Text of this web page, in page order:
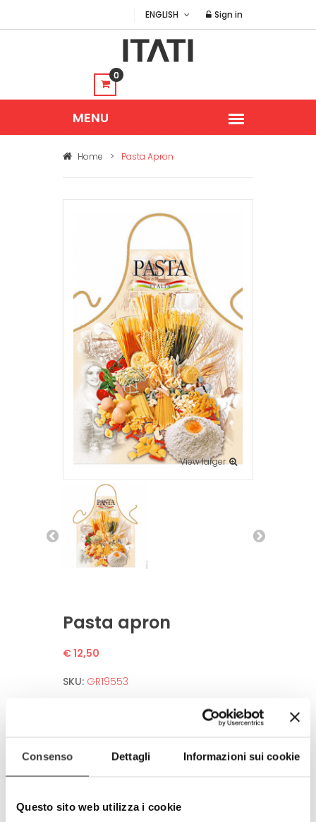
Consenso Dettagli Informazioni sui cookie
Questo sito web utilizza i cookie
ENGLISH Sign in
0
Home > Pasta Apron
View larger
Pasta apron
€ 12,50
SKU: GR19553